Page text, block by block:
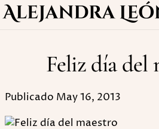
Feliz día del
Publicado May 16, 2013